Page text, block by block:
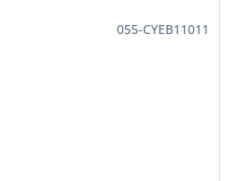
055-CYEB11011